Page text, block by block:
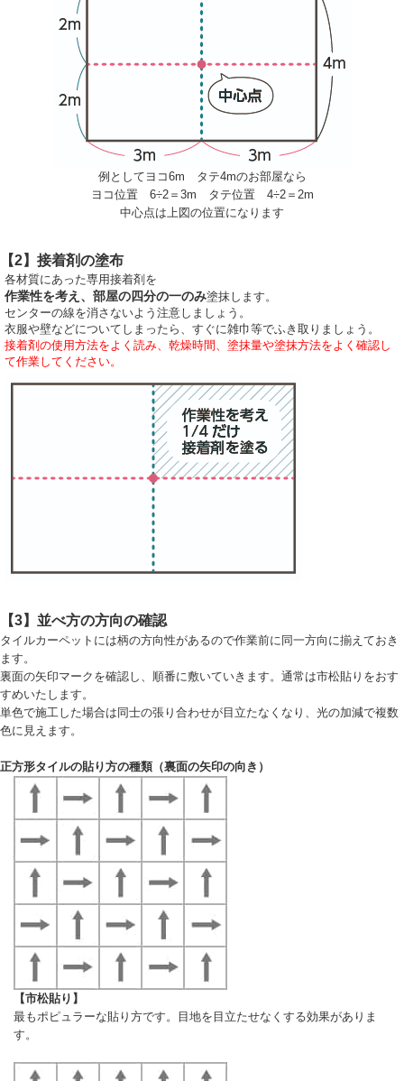
例としてヨコ6m タテ4mのお部屋なら
ヨコ位置 6÷2＝3m タテ位置 4÷2＝2m
中心点は上図の位置になります
【2】接着剤の塗布
各材質にあった専用接着剤を
作業性を考え、部屋の四分の一のみ塗抹します。
センターの線を消さないよう注意しましょう。
衣服や壁などについてしまったら、すぐに雑巾等でふき取りましょう。
接着剤の使用方法をよく読み、乾燥時間、塗抹量や塗抹方法をよく確認し
て作業してください。
【3】並べ方の方向の確認
タイルカーペットには柄の方向性があるので作業前に同一方向に揃えておき
ます。
裏面の矢印マークを確認し、順番に敷いていきます。通常は市松貼りをおす
すめいたします。
単色で施工した場合は同士の張り合わせが目立たなくなり、光の加減で複数
色に見えます。
正方形タイルの貼り方の種類（裏面の矢印の向き）
【市松貼り】
最もポピュラーな貼り方です。目地を目立たせなくする効果がありま
す。